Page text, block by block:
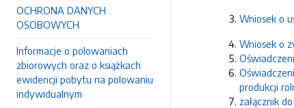
OCHRONA DANYCH
OSOBOWYCH
Informacje o polowaniach
zbiorowych oraz o książkach
ewidencji pobytu na polowaniu
indywidualnym
Wniosek o
Wniosek o
produkcji
załącznik